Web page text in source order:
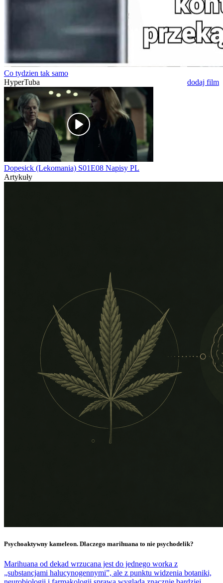
Co tydzien tak samo
HyperTuba
dodaj film
Dopesick (Lekomania) S01E08 Napisy PL
Artykuły
Psychoaktywny kameleon. Dlaczego marihuana to nie psychodelik?
Marihuana od dekad wrzucana jest do jednego worka z
„substancjami halucynogennymi”, ale z punktu widzenia botaniki,